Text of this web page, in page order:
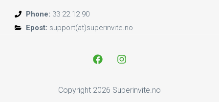
Phone: 33 22 12 90
Epost: support(at)superinvite.no
Copyright 2026 Superinvite.no